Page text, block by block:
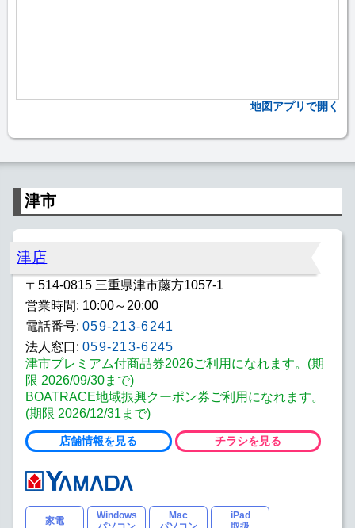
地図アプリで開く
津市
津店
〒514-0815 三重県津市藤方1057-1
営業時間: 10:00～20:00
電話番号: 059-213-6241
法人窓口: 059-213-6245
津市プレミアム付商品券2026ご利用になれます。(期
限 2026/09/30まで)
BOATRACE地域振興クーポン券ご利用になれます。
(期限 2026/12/31まで)
店舗情報を見る チラシを見る
家電
Windows
パソコン
Mac
パソコン
iPad
取扱